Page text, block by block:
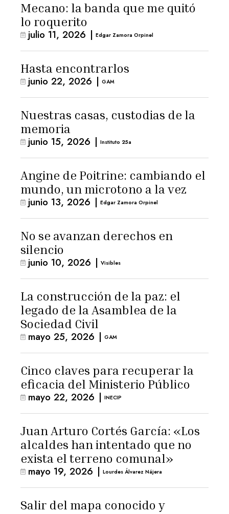
Mecano: la banda que me quitó
lo roquerito
julio 11, 2026 | Edgar Zamora Orpinel
Hasta encontrarlos
junio 22, 2026 | GAM
Nuestras casas, custodias de la
memoria
junio 15, 2026 | Instituto 25a
Angine de Poitrine: cambiando el
mundo, un microtono a la vez
junio 13, 2026 | Edgar Zamora Orpinel
No se avanzan derechos en
silencio
junio 10, 2026 | Visibles
La construcción de la paz: el
legado de la Asamblea de la
Sociedad Civil
mayo 25, 2026 | GAM
Cinco claves para recuperar la
eficacia del Ministerio Público
mayo 22, 2026 | INECIP
Juan Arturo Cortés García: «Los
alcaldes han intentado que no
exista el terreno comunal»
mayo 19, 2026 | Lourdes Álvarez Nájera
Salir del mapa conocido y